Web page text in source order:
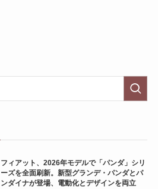
フィアット、2026年モデルで「パンダ」シリ
ーズを全面刷新。新型グランデ・パンダとパ
ンダイナが登場、電動化とデザインを両立